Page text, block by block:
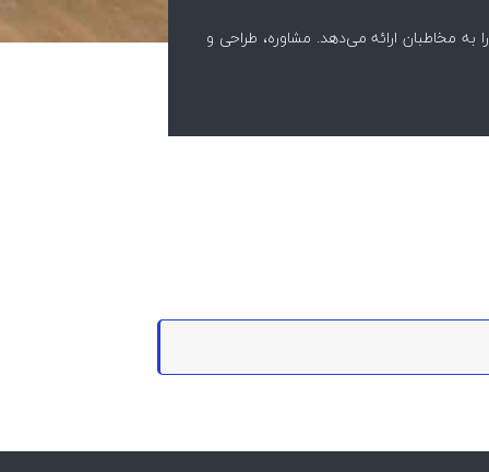
مخاطبان ارائه می‌دهد. مشاوره، طراحی و